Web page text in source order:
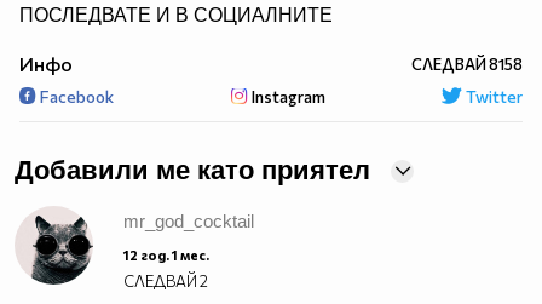
ПОСЛЕДВАТЕ И В СОЦИАЛНИТЕ
Инфо СЛЕДВАЙ8158
Facebook Instagram Twitter
Добавили ме като приятел
mr_god_cocktail
12 год. 1 мес.
СЛЕДВАЙ2